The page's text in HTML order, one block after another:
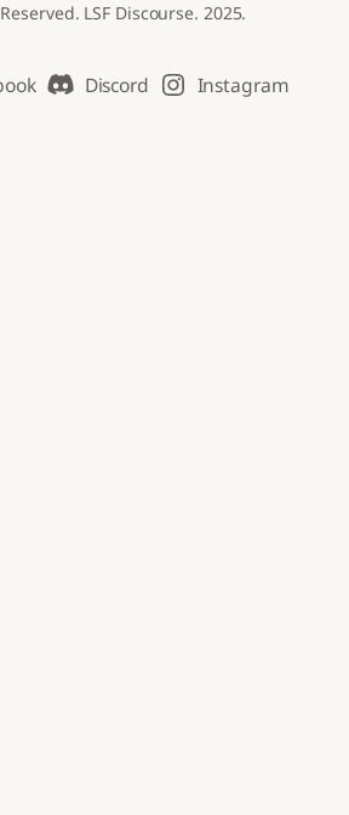
LSF Discourse. 2025.
Discord Instagram